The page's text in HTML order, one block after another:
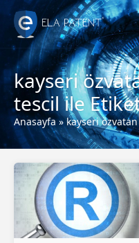
kayseri
tescil ile
Anasayfa»kayseri